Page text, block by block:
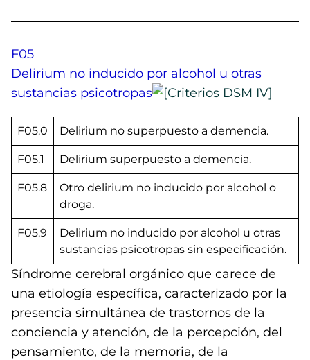
F05
Delirium no inducido por alcohol u otras
sustancias psicotropas
F05.0 Delirium no superpuesto a demencia.
F05.1 Delirium superpuesto a demencia.
F05.8
Otro delirium no inducido por alcohol o
droga.
F05.9
Delirium no inducido por alcohol u otras
sustancias psicotropas sin especificación.
Síndrome cerebral orgánico que carece de
una etiología específica, caracterizado por la
presencia simultánea de trastornos de la
conciencia y atención, de la percepción, del
pensamiento, de la memoria, de la